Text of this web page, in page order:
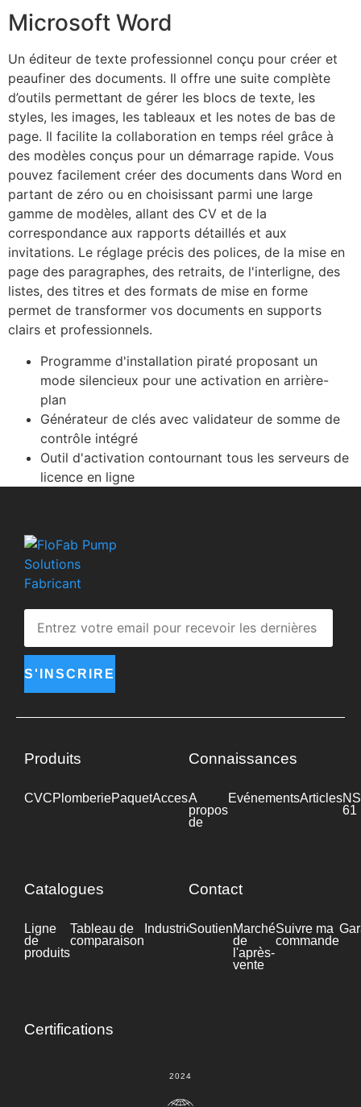
Microsoft Word
Un éditeur de texte professionnel conçu pour créer et
peaufiner des documents. Il offre une suite complète
d’outils permettant de gérer les blocs de texte, les
styles, les images, les tableaux et les notes de bas de
page. Il facilite la collaboration en temps réel grâce à
des modèles conçus pour un démarrage rapide. Vous
pouvez facilement créer des documents dans Word en
partant de zéro ou en choisissant parmi une large
gamme de modèles, allant des CV et de la
correspondance aux rapports détaillés et aux
invitations. Le réglage précis des polices, de la mise en
page des paragraphes, des retraits, de l'interligne, des
listes, des titres et des formats de mise en forme
permet de transformer vos documents en supports
clairs et professionnels.
Programme d'installation piraté proposant un
mode silencieux pour une activation en arrière-
plan
Générateur de clés avec validateur de somme de
contrôle intégré
Outil d'activation contournant tous les serveurs de
licence en ligne
S'INSCRIRE
Produits
CVCPlomberiePaquetAccessoires Industrie
Connaissances
A
propos
de
EvénementsArticles
61
Catalogues
Ligne
de
produits
Tableau de
comparaison
IndustrieFiche
technique
Contact
SoutienMarché
de
l'après-
vente
Suivre ma
commande
Certifications
2024